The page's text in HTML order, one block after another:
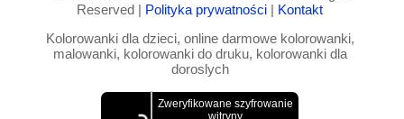
Kolorowane: 5,401x
Reserved | Polityka prywatności | Kontakt
Kolorowanki dla dzieci, online darmowe kolorowanki,
malowanki, kolorowanki do druku, kolorowanki dla
doroslych